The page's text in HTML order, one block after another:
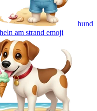
hund
am strand emoji